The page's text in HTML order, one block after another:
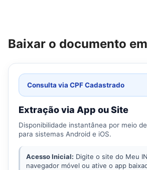
Baixar o documento
Consulta via CPF Cadastrado
Extração via App ou Site
Disponibilidade instantânea por meio
para sistemas Android e iOS.
Acesso Inicial: Digite o site do Meu
navegador móvel ou ative o app